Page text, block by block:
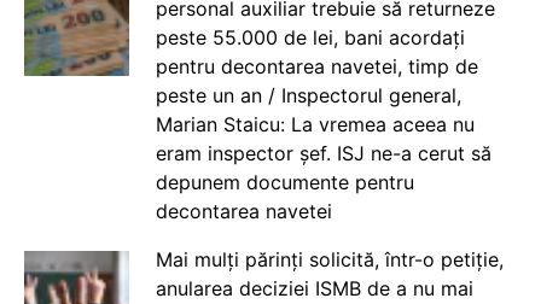
personal auxiliar trebuie să returneze
peste 55.000 de lei, bani acordați
pentru decontarea navetei, timp de
peste un an / Inspectorul general,
Marian Staicu: La vremea aceea nu
eram inspector șef. ISJ ne-a cerut să
depunem documente pentru
decontarea navetei
Mai mulți părinți solicită, într-o petiție,
anularea deciziei ISMB de a nu mai